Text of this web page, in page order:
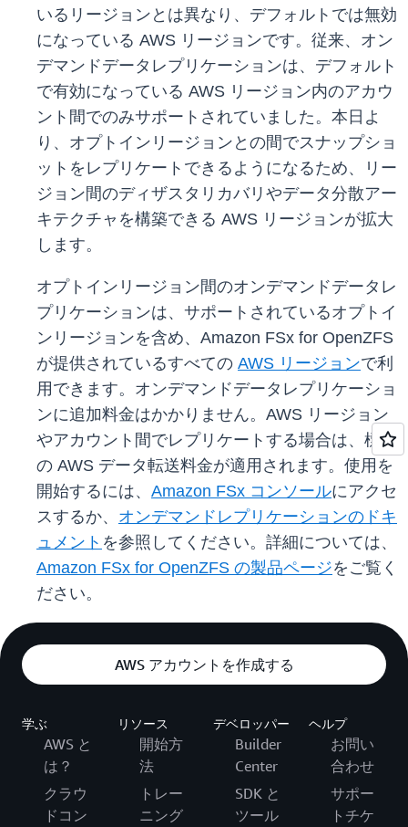
いるリージョンとは異なり、デフォルトでは無効
になっている AWS リージョンです。従来、オン
デマンドデータレプリケーションは、デフォルト
で有効になっている AWS リージョン内のアカウ
ント間でのみサポートされていました。本日よ
り、オプトインリージョンとの間でスナップショ
ットをレプリケートできるようになるため、リー
ジョン間のディザスタリカバリやデータ分散アー
キテクチャを構築できる AWS リージョンが拡大
します。
オプトインリージョン間のオンデマンドデータレ
プリケーションは、サポートされているオプトイ
ンリージョンを含め、Amazon FSx for OpenZFS
が提供されているすべての AWS リージョンで利
用できます。オンデマンドデータレプリケーショ
ンに追加料金はかかりません。AWS リージョン
やアカウント間でレプリケートする場合は、標準
の AWS データ転送料金が適用されます。使用を
開始するには、 Amazon FSx コンソールにアクセ
スするか、 オンデマンドレプリケーションのドキ
ュメント を参照してください。詳細については、
Amazon FSx for OpenZFS の製品ページをご覧く
ださい。
AWS アカウントを作成する
学ぶ
AWS と
は？
クラウ
ドコン
リソース
開始方
法
トレー
ニング
デベロッパー
Builder
Center
SDK と
ツール
ヘルプ
お問い
合わせ
サポー
トチケ